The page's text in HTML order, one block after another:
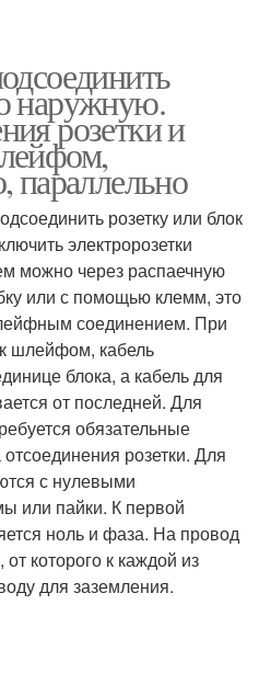
наружную.
розетки и
параллельно
розетку или блок
электророзетки
можно через распаечную
или с помощью клемм, это
соединением. При
шлейфом, кабель
блока, а кабель для
от последней. Для
обязательные
розетки. Для
с нулевыми
или пайки. К первой
ноль и фаза. На провод
которого к каждой из
для заземления.